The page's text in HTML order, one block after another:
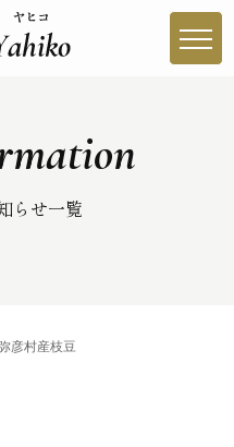
ランドとは
ランド一覧
買う
らせ一覧
彦村産枝豆